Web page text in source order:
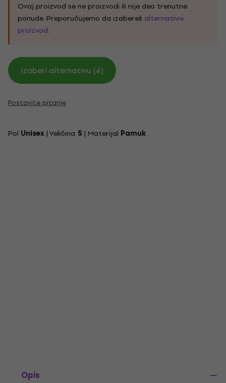
Ovaj proizvod se ne proizvodi ili nije deo trenutne
ponude. Preporučujemo da izabereš alternativni
proizvod.
Izaberi alternativu (4)
Postavite pitanje
Pol Unisex | Veličina S | Materijal Pamuk
Opis